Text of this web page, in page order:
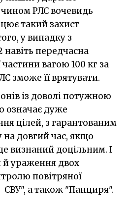
РЛС вочевидь
такий захист
у випадку з
навіть передчасна
вагою 100 кг за
зможе її врятувати.
із доволі потужною
означає дуже
цілей, з гарантованим
на довгий час, якщо
визнаний доцільним. І
й ураження двох
повітряної
а також "Панциря".